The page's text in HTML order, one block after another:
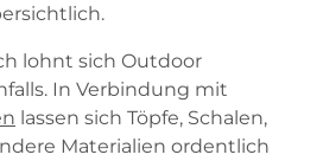
lohnt sich Outdoor
In Verbindung mit
lassen sich Töpfe, Schalen,
Materialien ordentlich